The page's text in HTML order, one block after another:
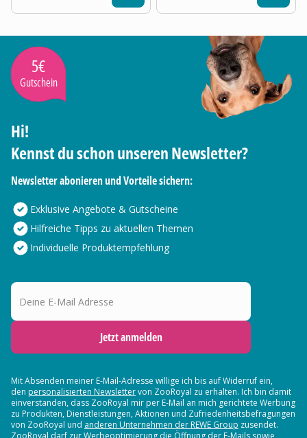
5€
Gutschein
Hi!
Kennst du schon unseren Newsletter?
Newsletter abonieren und Vorteile sichern:
Exklusive Angebote & Gutscheine
Hilfreiche Tipps zu aktuellen Themen
Individuelle Produktempfehlung
Deine E-Mail Adresse
Jetzt anmelden
Mit Absenden meiner E-Mail-Adresse willige ich bis auf Widerruf ein,
den personalisierten Newslettervon ZooRoyal zu erhalten. Ich bin damit
einverstanden, dass ZooRoyal mir per E-Mail an mich gerichtete Werbung
zu Produkten, Dienstleistungen, Aktionen und Zufriedenheitsbefragungen
von ZooRoyal und anderen Unternehmen der REWE Group zusendet.
ZooRoyal darf zur Werbeoptimierung die Öffnung der E-Mails sowie